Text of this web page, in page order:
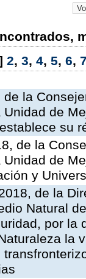
2, 3, 4, 5, 6,
la
de
su
de la
de
y
de la
Natural
por la
la